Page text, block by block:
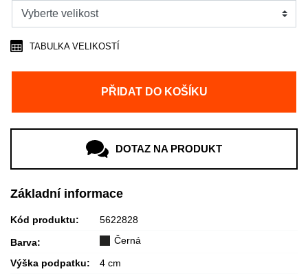
PŘIDAT DO KOŠÍKU
TABULKA VELIKOSTÍ
DOTAZ NA PRODUKT
Základní informace
Kód produktu: 5622828
Barva: Černá
Výška podpatku:
4 cm